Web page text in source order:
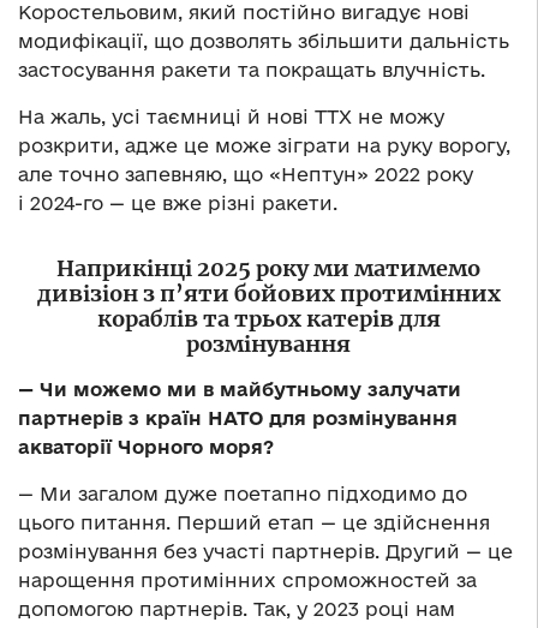
Коростельовим, який постійно вигадує нові
модифікації, що дозволять збільшити дальність
застосування ракети та покращать влучність.
На жаль, усі таємниці й нові ТТХ не можу
розкрити, адже це може зіграти на руку ворогу,
але точно запевняю, що «Нептун» 2022 року
і 2024-го — це вже різні ракети.
Наприкінці 2025 року ми матимемо
дивізіон з п’яти бойових протимінних
кораблів та трьох катерів для
розмінування
— Чи можемо ми в майбутньому залучати
партнерів з країн НАТО для розмінування
акваторії Чорного моря?
— Ми загалом дуже поетапно підходимо до
цього питання. Перший етап — це здійснення
розмінування без участі партнерів. Другий — це
нарощення протимінних спроможностей за
допомогою партнерів. Так, у 2023 році нам